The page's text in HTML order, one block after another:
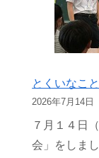
とくいなこ
2026年7月14日
７月１４日
会」をしま